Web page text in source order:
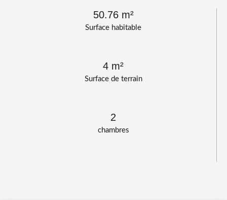
Surface habitable
50.76 m²
Surface de terrain
4 m²
chambres
2